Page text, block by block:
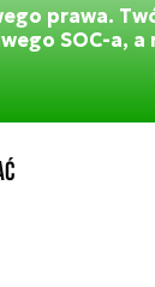
prawa.
SOC-a, a